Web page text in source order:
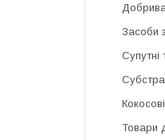
Засоби
Супутні
Товари